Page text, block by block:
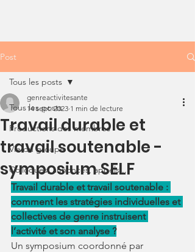
Post
Tous les posts
Productions des membres
Vie du groupe
Colloques, annonces, appels...
Tous les posts
Travail durable et
travail soutenable -
symposium SELF
genreactivitesante
14 sept. 2023 1 min de lecture
Travail durable et travail soutenable :
comment les stratégies individuelles et
collectives de genre instruisent
l’activité et son analyse ?
Un symposium coordonné par